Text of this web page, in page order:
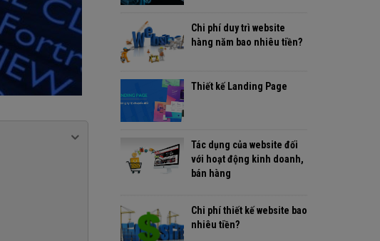
Chi phí duy trì website
hàng năm bao nhiêu tiền?
Thiết kế Landing Page
Tác dụng của website đối
với hoạt động kinh doanh,
bán hàng
Chi phí thiết kế website bao
nhiêu tiền?